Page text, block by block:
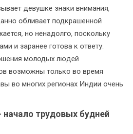
девушке знаки внимания,
обливает подкрашенной
но ненадолго, поскольку
и заранее готова к ответу.
молодых людей
возможны только во время
во многих регионах Индии очень
начало трудовых будней